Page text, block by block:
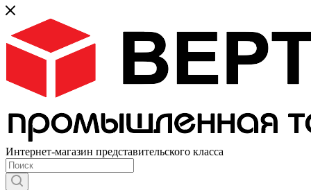
Интернет-магазин представительского класса